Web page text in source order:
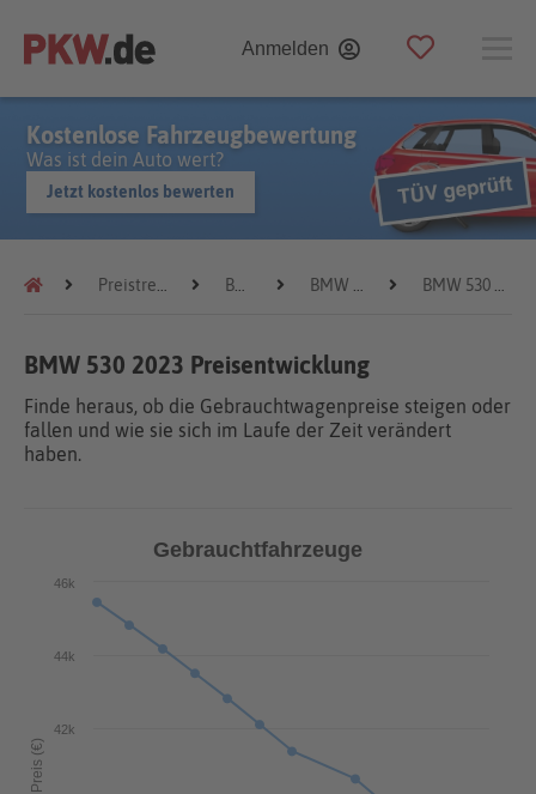
Anmelden
Kostenlose Fahrzeugbewertung
Was ist dein Auto wert?
Jetzt kostenlos bewerten
Preistrends BMW BMW 530 BMW 530 2023
BMW 530 2023 Preisentwicklung
Finde heraus, ob die Gebrauchtwagenpreise steigen oder
fallen und wie sie sich im Laufe der Zeit verändert
haben.
Preis (€)
Gebrauchtfahrzeuge
42k
44k
46k